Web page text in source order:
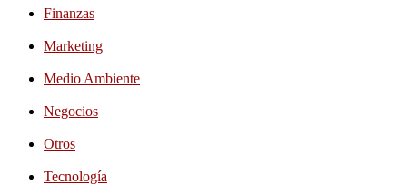
Finanzas
Marketing
Medio Ambiente
Negocios
Otros
Tecnología